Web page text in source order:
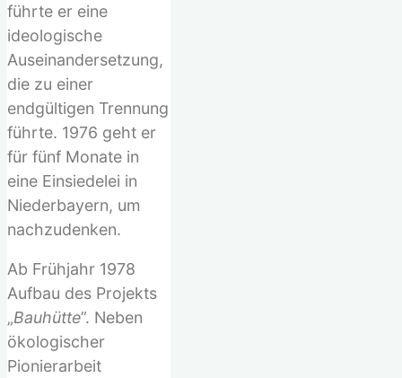
führte er eine
ideologische
Auseinandersetzung,
die zu einer
endgültigen Trennung
führte. 1976 geht er
für fünf Monate in
eine Einsiedelei in
Niederbayern, um
nachzudenken.
Ab Frühjahr 1978
Aufbau des Projekts
„Bauhütte”. Neben
ökologischer
Pionierarbeit